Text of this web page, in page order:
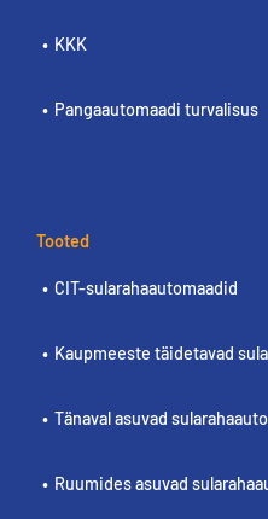
KKK
Pangaautomaadi turvalisus
Tooted
CIT-sularahaautomaadid
Kaupmeeste täidetavad
Tänaval asuvad
Ruumides asuvad